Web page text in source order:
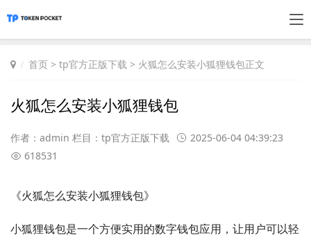
首页 > tp官方正版下载 > 火狐怎么安装小狐狸钱包正文
火狐怎么安装小狐狸钱包
作者：admin 栏目： tp官方正版下载
2025-06-04 04:39:23
618531
《火狐怎么安装小狐狸钱包》
小狐狸钱包是一个方便实用的数字钱包应用，让用户可以轻